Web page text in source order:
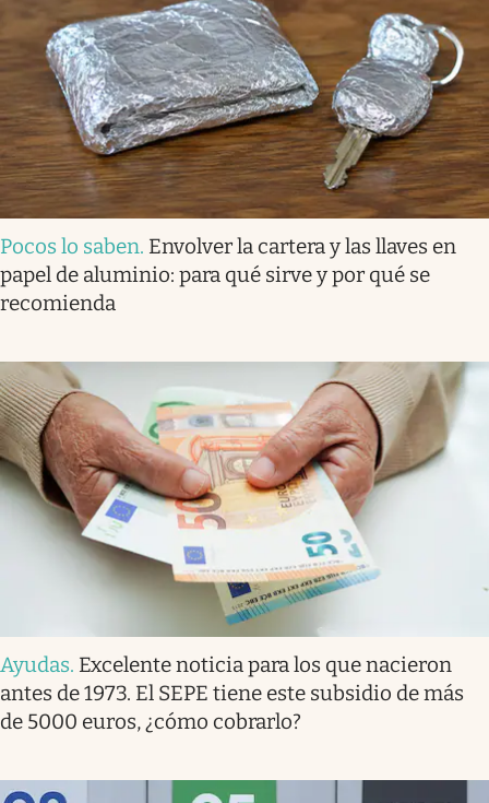
Pocos lo saben. Envolver la cartera y las llaves en
papel de aluminio: para qué sirve y por qué se
recomienda
Ayudas. Excelente noticia para los que nacieron
antes de 1973. El SEPE tiene este subsidio de más
de 5000 euros, ¿cómo cobrarlo?